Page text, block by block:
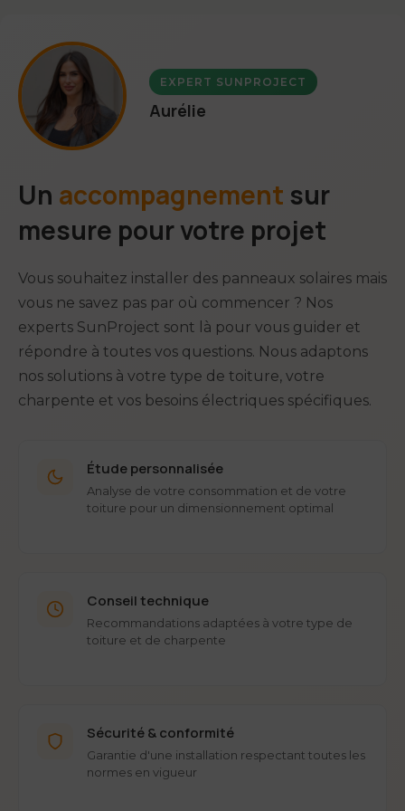
Communication avec les services de l'urbanisme
et les gestionnaires de réseaux
Suivi personnalisé de votre dossier jusqu'à la
mise en service
Ajouter cette option
certifiés QualiPV
Pose soignée des panneaux selon le type de
toiture (tuiles, ardoises, bac acier...)
Installation et configuration de l'onduleur et du
Vérification complète du système et tests de
performance
Garantie d'installation de 2 ans en plus de la
garantie produit
Ajouter cette option
EXPERT SUNPROJECT
Aurélie
Un accompagnement sur
mesure pour votre projet
Vous souhaitez installer des panneaux solaires mais
vous ne savez pas par où commencer ? Nos
experts SunProject sont là pour vous guider et
répondre à toutes vos questions. Nous adaptons
nos solutions à votre type de toiture, votre
charpente et vos besoins électriques spécifiques.
Étude personnalisée
Analyse de votre consommation et de votre
toiture pour un dimensionnement optimal
Conseil technique
Recommandations adaptées à votre type de
toiture et de charpente
Sécurité & conformité
Garantie d'une installation respectant toutes les
normes en vigueur